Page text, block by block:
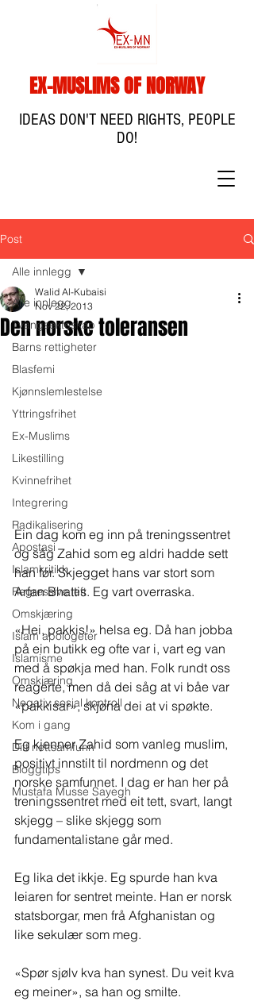
EX-MUSLIMS OF NORWAY
IDEAS DON'T NEED RIGHTS, PEOPLE
DO!
Post
Alle innlegg
Tvangsekteskap
Barns rettigheter
Blasfemi
Kjønnslemlestelse
Yttringsfrihet
Ex-Muslims
Likestilling
Kvinnefrihet
Integrering
Radikalisering
Apostasi
Islamkritikk
Regressive left
Omskjæring
Islam apologeter
Islamisme
Omskjæring
Negativ sosial kontroll
Kom i gang
Ditt nettsamfunn
Bloggtips
Mustafa Musse Sayegh
Alle innlegg
Den norske toleransen
Walid Al-Kubaisi
Nov 22, 2013
Ein dag kom eg inn på treningssentret
og såg Zahid som eg aldri hadde sett
han før. Skjegget hans var stort som
Arfan Bhattis. Eg vart overraska.
«Hei, pakkis!» helsa eg. Då han jobba
på ein butikk eg ofte var i, vart eg van
med å spøkja med han. Folk rundt oss
reagerte, men då dei såg at vi båe var
«pakkisar», skjøna dei at vi spøkte.
Eg kjenner Zahid som vanleg muslim,
positivt innstilt til nordmenn og det
norske samfunnet. I dag er han her på
treningssentret med eit tett, svart, langt
skjegg – slike skjegg som
fundamentalistane går med.
Eg lika det ikkje. Eg spurde han kva
leiaren for sentret meinte. Han er norsk
statsborgar, men frå Afghanistan og
like sekulær som meg.
«Spør sjølv kva han synest. Du veit kva
eg meiner», sa han og smilte.